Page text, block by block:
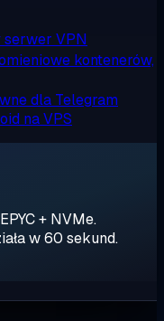
serwer VPN
kontenerów,
dla Telegram
na VPS
+ NVMe.
w 60 sekund.